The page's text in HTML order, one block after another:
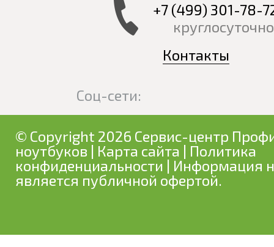
+7 (499) 301-78-
Контакты
Соц-сети:
© Copyright 2026 Сервис-центр
ноутбуков | Карта сайта | Политика
конфиденциальности | Информация
является публичной офертой.